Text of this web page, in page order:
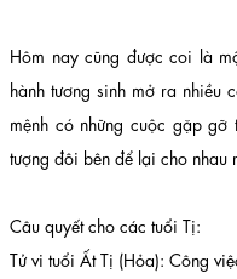
Hôm nay cũng được coi là
hành tương sinh mở ra nhiều
mệnh có những cuộc gặp
tượng đôi bên để lại cho nhau
Câu quyết cho các tuổi Tị:
Tử vi tuổi Ất Tị (Hỏa): Công